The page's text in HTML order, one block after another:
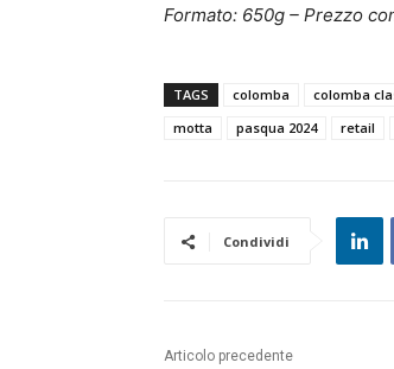
Formato: 650g – Prezzo
TAGS colomba colomba
motta
pasqua 2024 retail
Condividi
Articolo precedente